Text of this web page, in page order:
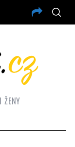
ŽENY